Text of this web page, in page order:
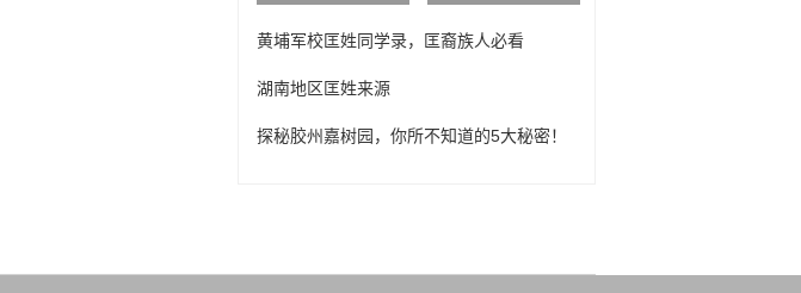
黄埔军校匡姓同学录，匡裔族人必看
湖南地区匡姓来源
探秘胶州嘉树园，你所不知道的5大秘密！